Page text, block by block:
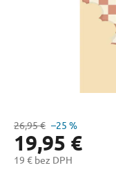
26,95 € –25 %
19,95 €
19 € bez DPH